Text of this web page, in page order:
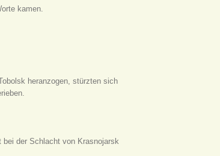
kamen.
heranzogen, stürzten sich
der Schlacht von Krasnojarsk